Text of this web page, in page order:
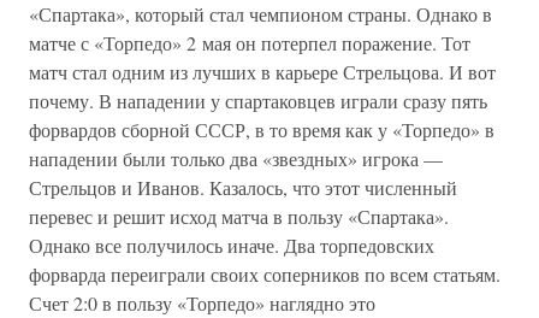
«Спартака», который стал чемпионом страны. Однако в
матче с «Торпедо» 2 мая он потерпел поражение. Тот
матч стал одним из лучших в карьере Стрельцова. И вот
почему. В нападении у спартаковцев играли сразу пять
форвардов сборной СССР, в то время как у «Торпедо» в
нападении были только два «звездных» игрока —
Стрельцов и Иванов. Казалось, что этот численный
перевес и решит исход матча в пользу «Спартака».
Однако все получилось иначе. Два торпедовских
форварда переиграли своих соперников по всем статьям.
Счет 2:0 в пользу «Торпедо» наглядно это